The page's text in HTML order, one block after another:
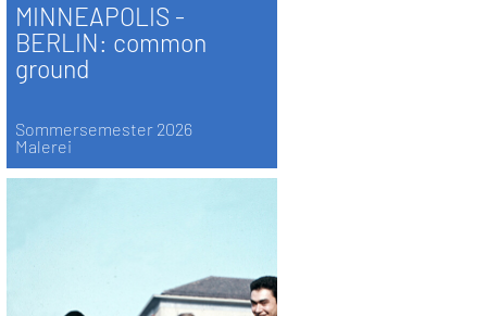
MINNEAPOLIS -
BERLIN: common
ground
Sommersemester 2026
Malerei